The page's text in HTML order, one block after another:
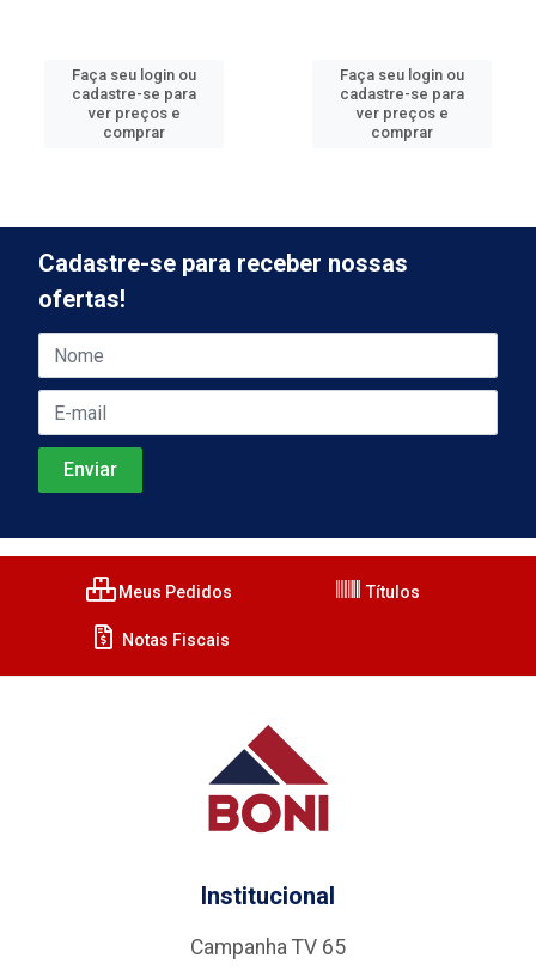
Faça seu login ou
cadastre-se para
ver preços e
comprar
Faça seu login ou
cadastre-se para
ver preços e
comprar
Cadastre-se para receber nossas
ofertas!
Meus Pedidos Títulos
Notas Fiscais
Institucional
Campanha TV 65